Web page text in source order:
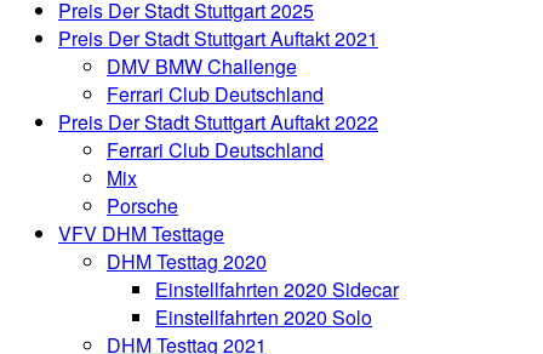
Preis Der Stadt Stuttgart 2025
Preis Der Stadt Stuttgart Auftakt 2021
DMV BMW Challenge
Ferrari Club Deutschland
Preis Der Stadt Stuttgart Auftakt 2022
Ferrari Club Deutschland
Mix
Porsche
VFV DHM Testtage
DHM Testtag 2020
Einstellfahrten 2020 Sidecar
Einstellfahrten 2020 Solo
DHM Testtag 2021